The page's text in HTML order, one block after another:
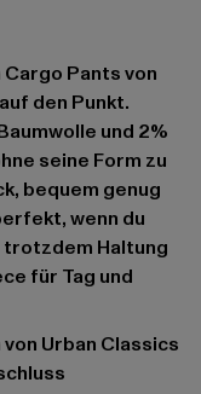
Pants von
den Punkt.
und 2%
seine Form zu
bequem genug
wenn du
Haltung
für Tag und
Urban Classics